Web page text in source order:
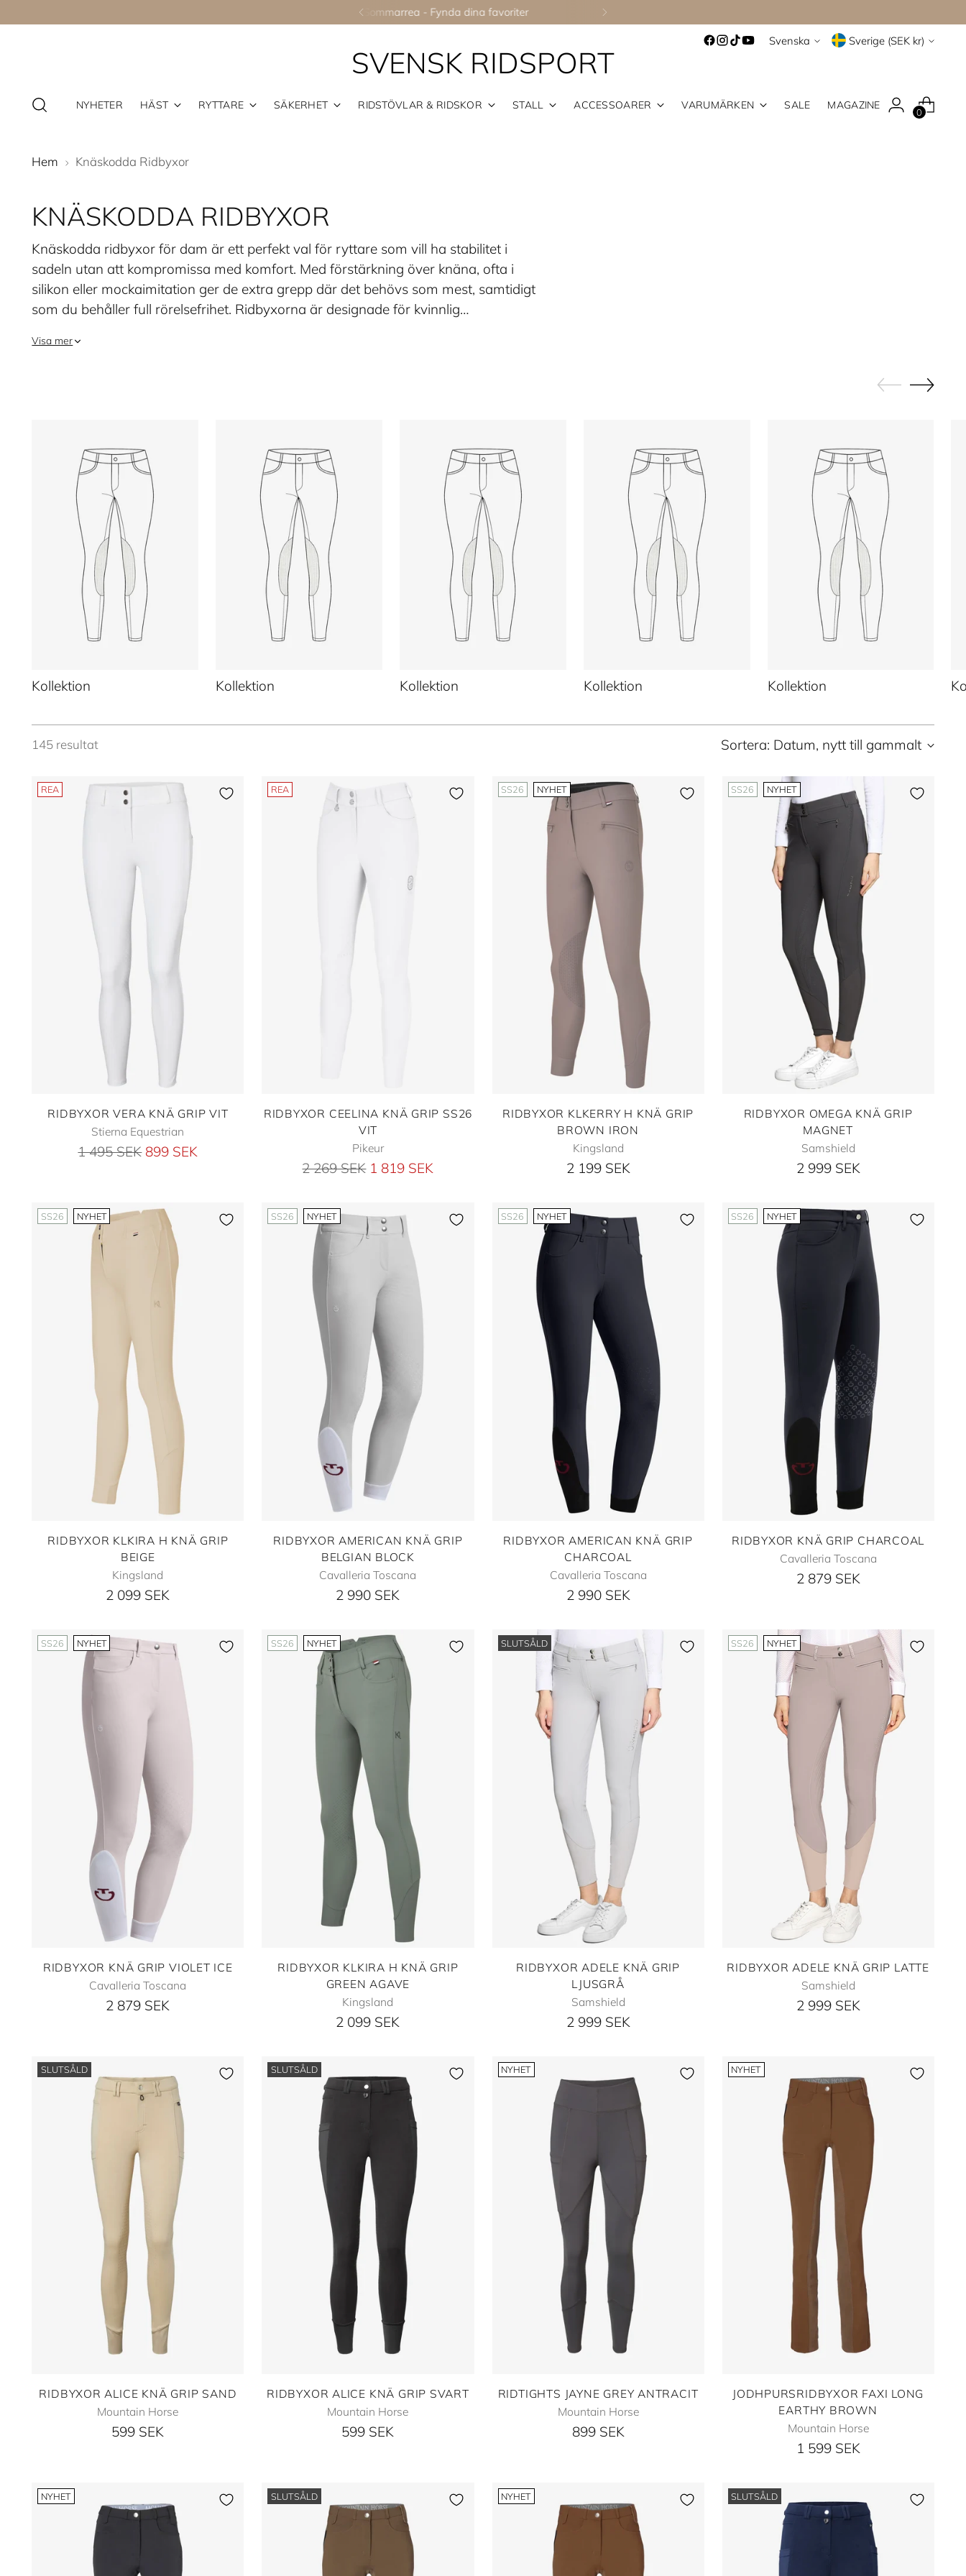
Ridhjälmar - Upp till 50%
Språk
Svenska Valuta Sverige (SEK kr)
SVENSK RIDSPORT
NYHETER HÄST RYTTARE SÄKERHET RIDSTÖVLAR & RIDSKOR STALL ACCESSOARER VARUMÄRKEN SALE MAGAZINE
0
Hem Knäskodda Ridbyxor
KNÄSKODDA RIDBYXOR
Knäskodda ridbyxor för dam är ett perfekt val för ryttare som vill ha stabilitet i
sadeln utan att kompromissa med komfort. Med förstärkning över knäna, ofta i
silikon eller mockaimitation ger de extra grepp där det behövs som mest, samtidigt
som du behåller full rörelsefrihet. Ridbyxorna är designade för kvinnlig…
Visa mer
Kollektion Kollektion Kollektion Kollektion Kollektion
145 resultat Sortera: Datum, nytt till gammalt
REA
RIDBYXOR VERA KNÄ GRIP VIT
Stierna Equestrian
Ordinarie
1 495 SEK 899 SEK
REA
RIDBYXOR CEELINA KNÄ GRIP SS26
VIT
Pikeur
Ordinarie
2 269 SEK 1 819 SEK
SS26 NYHET
RIDBYXOR KLKERRY H KNÄ GRIP
BROWN IRON
Kingsland
2 199 SEK
SS26 NYHET
RIDBYXOR OMEGA KNÄ GRIP
MAGNET
Samshield
2 999 SEK
SS26 NYHET
RIDBYXOR KLKIRA H KNÄ GRIP
BEIGE
Kingsland
2 099 SEK
SS26 NYHET
RIDBYXOR AMERICAN KNÄ GRIP
BELGIAN BLOCK
Cavalleria Toscana
2 990 SEK
SS26 NYHET
RIDBYXOR AMERICAN KNÄ GRIP
CHARCOAL
Cavalleria Toscana
2 990 SEK
SS26 NYHET
RIDBYXOR KNÄ GRIP CHARCOAL
Cavalleria Toscana
2 879 SEK
SS26 NYHET
RIDBYXOR KNÄ GRIP VIOLET ICE
Cavalleria Toscana
2 879 SEK
SS26 NYHET
RIDBYXOR KLKIRA H KNÄ GRIP
GREEN AGAVE
Kingsland
2 099 SEK
SLUTSÅLD
RIDBYXOR ADELE KNÄ GRIP
LJUSGRÅ
Samshield
2 999 SEK
SS26 NYHET
RIDBYXOR ADELE KNÄ GRIP LATTE
Samshield
2 999 SEK
SLUTSÅLD
RIDBYXOR ALICE KNÄ GRIP SAND
Mountain Horse
599 SEK
SLUTSÅLD
RIDBYXOR ALICE KNÄ GRIP SVART
Mountain Horse
599 SEK
NYHET
RIDTIGHTS JAYNE GREY ANTRACIT
Mountain Horse
899 SEK
NYHET
JODHPURSRIDBYXOR FAXI LONG
EARTHY BROWN
Mountain Horse
1 599 SEK
NYHET SLUTSÅLD NYHET SLUTSÅLD